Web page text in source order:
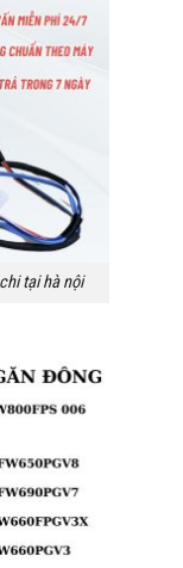
tại hà nội